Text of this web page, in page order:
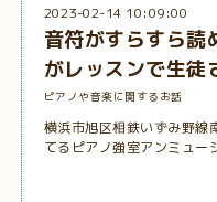
2023-02-14 10:09:00
音符がすらすら読
がレッスンで生徒
ピアノや音楽に関するお話
横浜市旭区相鉄いずみ野線
てるピアノ強室アンミュー